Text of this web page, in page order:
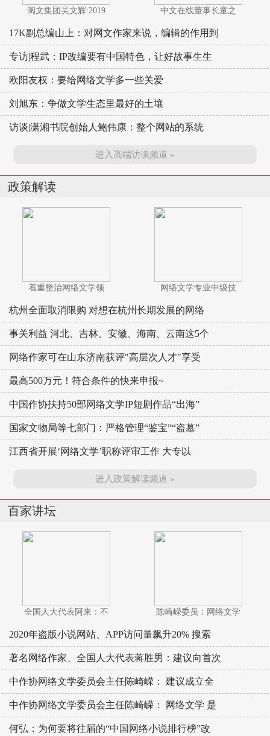
阅文集团吴文辉:2019 中文在线董事长童之
17K副总编山上：对网文作家来说，编辑的作用到
专访|程武：IP改编要有中国特色，让好故事生生
欧阳友权：要给网络文学多一些关爱
刘旭东：争做文学生态里最好的土壤
访谈|潇湘书院创始人鲍伟康：整个网站的系统
进入高端访谈频道 »
政策解读
着重整治网络文学领 网络文学专业中级技
杭州全面取消限购 对想在杭州长期发展的网络
事关利益 河北、吉林、安徽、海南、云南这5个
网络作家可在山东济南获评"高层次人才"享受
最高500万元！符合条件的快来申报~
中国作协扶持50部网络文学IP短剧作品“出海”
国家文物局等七部门：严格管理“鉴宝”“盗墓”
江西省开展‘网络文学’职称评审工作 大专以
进入政策解读频道 »
百家讲坛
全国人大代表阿来：不 陈崎嵘委员：网络文学
2020年盗版小说网站、APP访问量飙升20% 搜索
著名网络作家、全国人大代表蒋胜男：建议向首次
中作协网络文学委员会主任陈崎嵘： 建议成立全
中作协网络文学委员会主任陈崎嵘： 网络文学 是
何弘：为何要将往届的“中国网络小说排行榜”改